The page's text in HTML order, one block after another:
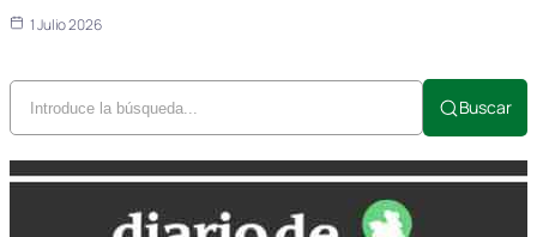
1 Julio 2026
Buscar